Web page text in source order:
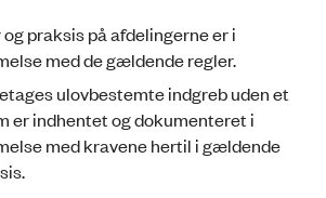
praksis på afdelingerne er i
med de gældende regler.
ulovbestemte indgreb uden et
er indhentet og dokumenteret i
med kravene hertil i gælden­de